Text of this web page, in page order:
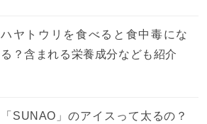
ハヤトウリを食べると食中毒にな
る？含まれる栄養成分なども紹介
「SUNAO」のアイスって太るの？